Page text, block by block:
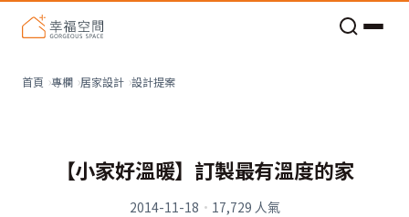
首頁 專欄 居家設計 設計提案
【小家好溫暖】訂製最有溫度的家
2014-11-18 · 17,729 人氣